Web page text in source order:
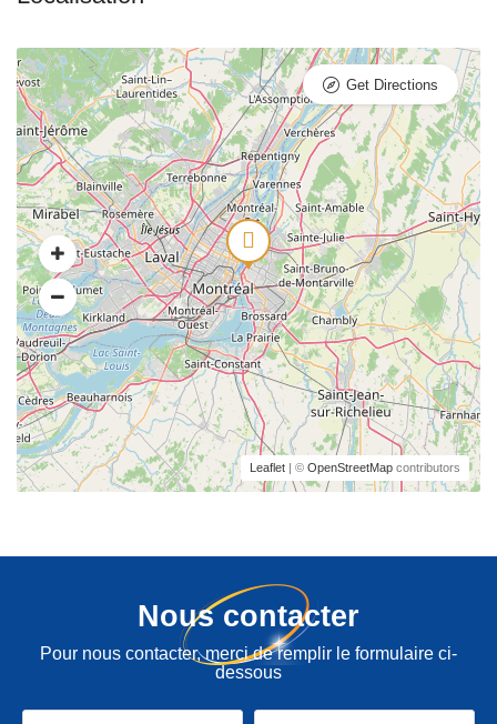
Leaflet | © OpenStreetMap contributors
Get Directions
Nous contacter
Pour nous contacter, merci de remplir le formulaire ci-
dessous